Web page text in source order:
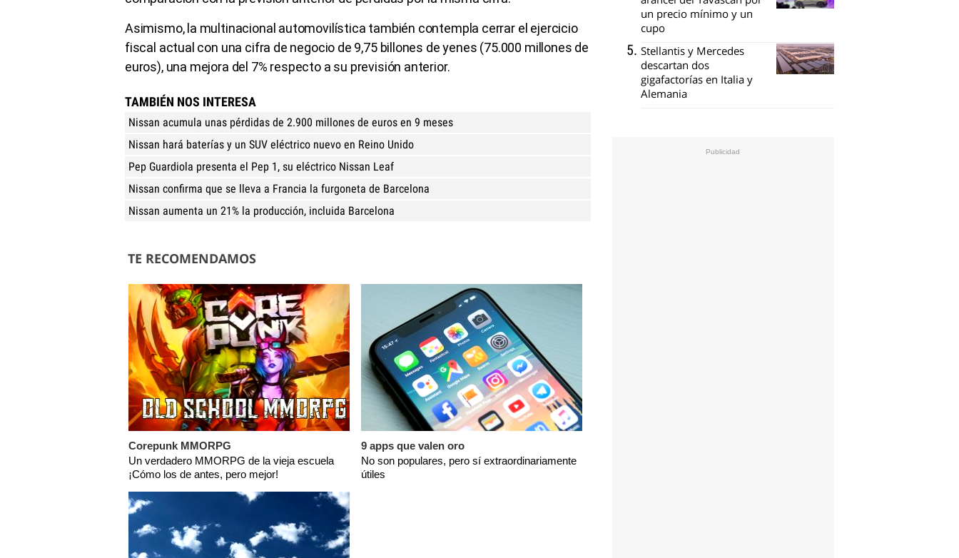
Asimismo, la multinacional automovilística también contempla cerrar el ejercicio
fiscal actual con una cifra de negocio de 9,75 billones de yenes (75.000 millones de
euros), una mejora del 7% respecto a su previsión anterior.
TAMBIÉN NOS INTERESA
Nissan acumula unas pérdidas de 2.900 millones de euros en 9 meses
Nissan hará baterías y un SUV eléctrico nuevo en Reino Unido
Pep Guardiola presenta el Pep 1, su eléctrico Nissan Leaf
Nissan confirma que se lleva a Francia la furgoneta de Barcelona
Nissan aumenta un 21% la producción, incluida Barcelona
TE RECOMENDAMOS
Corepunk MMORPG
Un verdadero MMORPG de la vieja escuela
¡Cómo los de antes, pero mejor!
9 apps que valen oro
No son populares, pero sí extraordinariamente
útiles
un precio mínimo y un
cupo
Stellantis y Mercedes
descartan dos
gigafactorías en Italia y
Alemania